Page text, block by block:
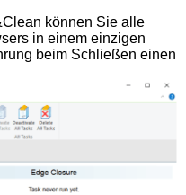
können Sie alle
in einem einzigen
beim Schließen einen